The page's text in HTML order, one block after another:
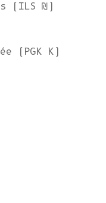
(ILS ₪)
(PGK K)